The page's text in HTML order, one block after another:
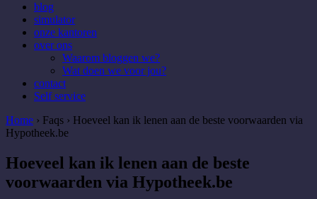
blog
simulator
onze kantoren
over ons
Waarom bloggen we?
Wat doen we voor jou?
contact
Self service
Home › Faqs › Hoeveel kan ik lenen aan de beste voorwaarden via
Hypotheek.be
Hoeveel kan ik lenen aan de beste
voorwaarden via Hypotheek.be